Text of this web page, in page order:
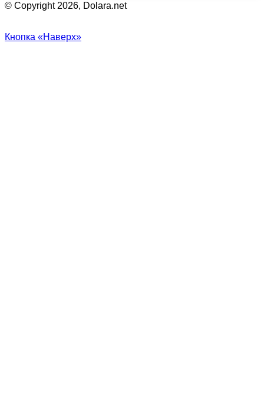
© Copyright 2026, Dolara.net
Кнопка «Наверх»